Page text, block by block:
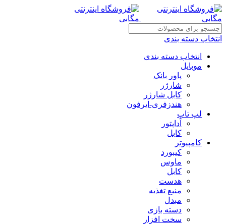
انتخاب دسته بندی
انتخاب دسته بندی
موبایل
پاور بانک
شارژر
کابل شارژر
هندزفری-ایرفون
لپ تاپ
آداپتور
کابل
کامپیوتر
کیبورد
ماوس
کابل
هدست
منبع تغذیه
مبدل
دسته بازی
سخت افزار